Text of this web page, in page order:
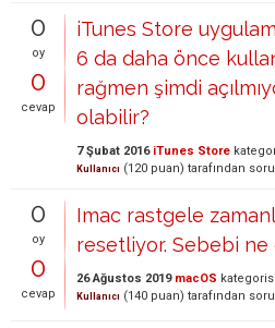
0
oy
0
cevap
iTunes Store
6 da daha önce
rağmen şimdi
olabilir?
7 Şubat 2016 iTunes Store
Kullanıcı (120 puan) tarafından
0
oy
0
cevap
Imac rastgele
resetliyor. Sebebi ne
26 Ağustos 2019 macOS
Kullanıcı (140 puan) tarafından